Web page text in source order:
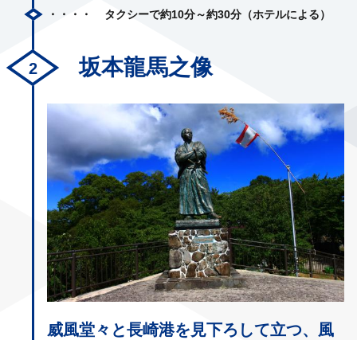
タクシーで約10分～約30分（ホテルによる）
坂本龍馬之像
威風堂々と長崎港を見下ろして立つ、風